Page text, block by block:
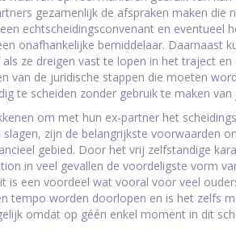
gezamenlijk de afspraken maken die
echtscheidingsconvenant en eventueel
onafhankelijke bemiddelaar. Daarnaast
ze dreigen vast te lopen in het traject
van de juridische stappen die moeten
te scheiden zonder gebruik te maken
om met hun ex-partner het
zijn de belangrijkste voorwaarden
gebied. Door het vrij zelfstandige
in veel gevallen de voordeligste vorm
is een voordeel wat vooral voor veel
tempo worden doorlopen en is het zelfs
omdat op géén enkel moment in dit